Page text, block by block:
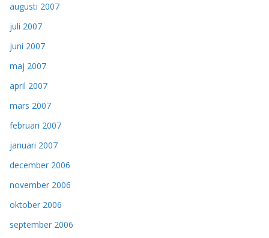
augusti 2007
juli 2007
juni 2007
maj 2007
april 2007
mars 2007
februari 2007
januari 2007
december 2006
november 2006
oktober 2006
september 2006